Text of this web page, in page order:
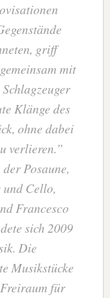
griff
mit
Klänge des
ohne dabei
verlieren.
Posaune,
Cello,
Francesco
sich 2009
Die
Musikstücke
für